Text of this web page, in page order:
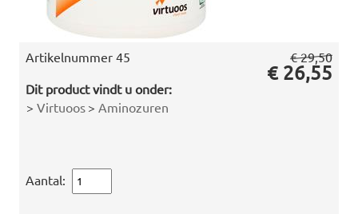
Artikelnummer 45
Dit product vindt u onder:
> Virtuoos > Aminozuren
€ 29,50
€ 26,55
Aantal: